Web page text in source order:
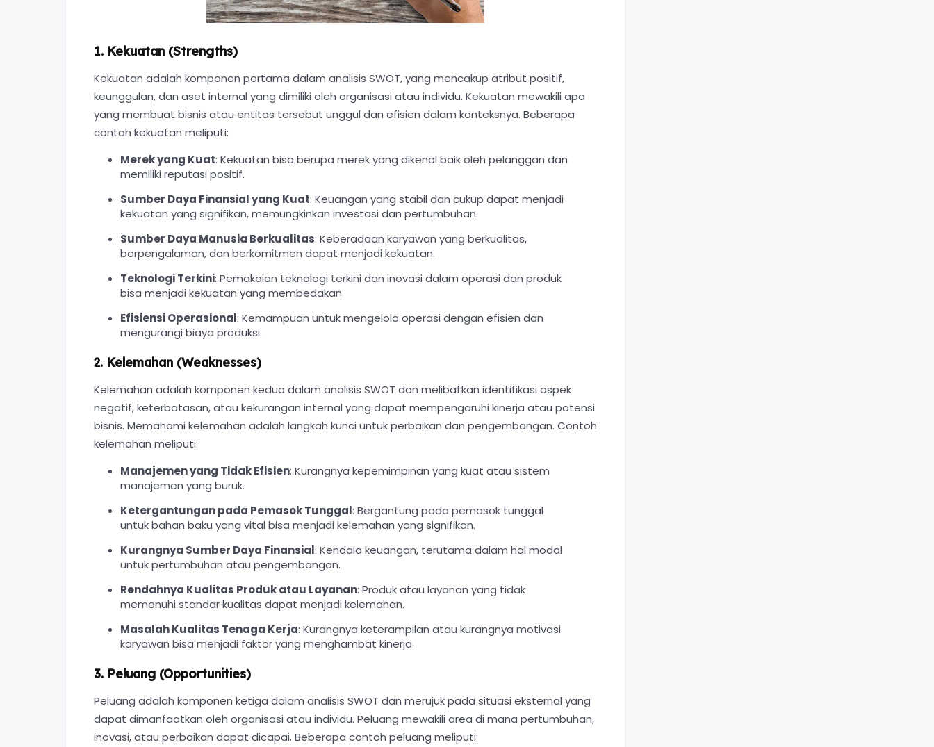
1. Kekuatan (Strengths)
Kekuatan adalah komponen pertama dalam analisis SWOT, yang mencakup atribut positif,
keunggulan, dan aset internal yang dimiliki oleh organisasi atau individu. Kekuatan mewakili apa
yang membuat bisnis atau entitas tersebut unggul dan efisien dalam konteksnya. Beberapa
contoh kekuatan meliputi:
Merek yang Kuat: Kekuatan bisa berupa merek yang dikenal baik oleh pelanggan dan
memiliki reputasi positif.
Sumber Daya Finansial yang Kuat: Keuangan yang stabil dan cukup dapat menjadi
kekuatan yang signifikan, memungkinkan investasi dan pertumbuhan.
Sumber Daya Manusia Berkualitas: Keberadaan karyawan yang berkualitas,
berpengalaman, dan berkomitmen dapat menjadi kekuatan.
Teknologi Terkini: Pemakaian teknologi terkini dan inovasi dalam operasi dan produk
bisa menjadi kekuatan yang membedakan.
Efisiensi Operasional: Kemampuan untuk mengelola operasi dengan efisien dan
mengurangi biaya produksi.
2. Kelemahan (Weaknesses)
Kelemahan adalah komponen kedua dalam analisis SWOT dan melibatkan identifikasi aspek
negatif, keterbatasan, atau kekurangan internal yang dapat mempengaruhi kinerja atau potensi
bisnis. Memahami kelemahan adalah langkah kunci untuk perbaikan dan pengembangan. Contoh
kelemahan meliputi:
Manajemen yang Tidak Efisien: Kurangnya kepemimpinan yang kuat atau sistem
manajemen yang buruk.
Ketergantungan pada Pemasok Tunggal: Bergantung pada pemasok tunggal
untuk bahan baku yang vital bisa menjadi kelemahan yang signifikan.
Kurangnya Sumber Daya Finansial: Kendala keuangan, terutama dalam hal modal
untuk pertumbuhan atau pengembangan.
Rendahnya Kualitas Produk atau Layanan: Produk atau layanan yang tidak
memenuhi standar kualitas dapat menjadi kelemahan.
Masalah Kualitas Tenaga Kerja: Kurangnya keterampilan atau kurangnya motivasi
karyawan bisa menjadi faktor yang menghambat kinerja.
3. Peluang (Opportunities)
Peluang adalah komponen ketiga dalam analisis SWOT dan merujuk pada situasi eksternal yang
dapat dimanfaatkan oleh organisasi atau individu. Peluang mewakili area di mana pertumbuhan,
inovasi, atau perbaikan dapat dicapai. Beberapa contoh peluang meliputi: